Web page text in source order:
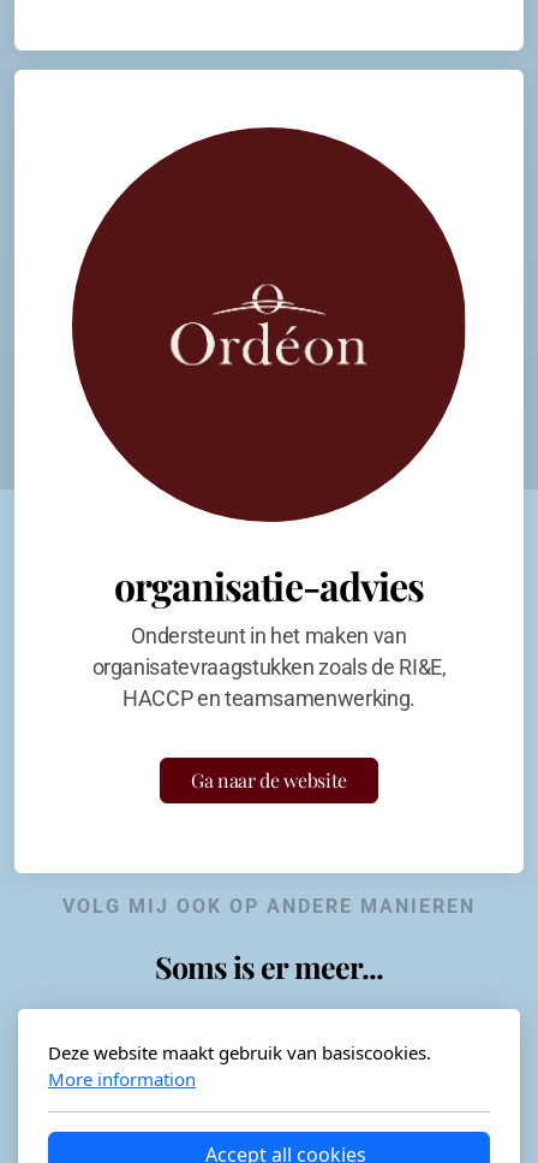
organisatie-advies
Ondersteunt in het maken van
organisatevraagstukken zoals de RI&E,
HACCP en teamsamenwerking.
Ga naar de website
VOLG MIJ OOK OP ANDERE MANIEREN
Soms is er meer...
Horeca-advies
Deze website maakt gebruik van basiscookies.
More information
Accept all cookies